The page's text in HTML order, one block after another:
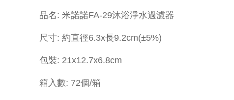
品名: 米諾諾FA-29沐浴淨水過濾器
尺寸: 約直徑6.3x長9.2cm(±5%)
包裝: 21x12.7x6.8cm
箱入數: 72個/箱